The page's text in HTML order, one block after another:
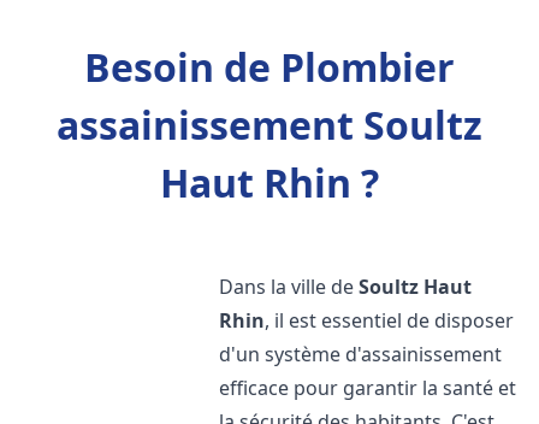
Besoin de Plombier
assainissement Soultz
Haut Rhin ?
Dans la ville deSoultz Haut
Rhin, il est essentiel de disposer
d'un système d'assainissement
efficace pour garantir la santé et